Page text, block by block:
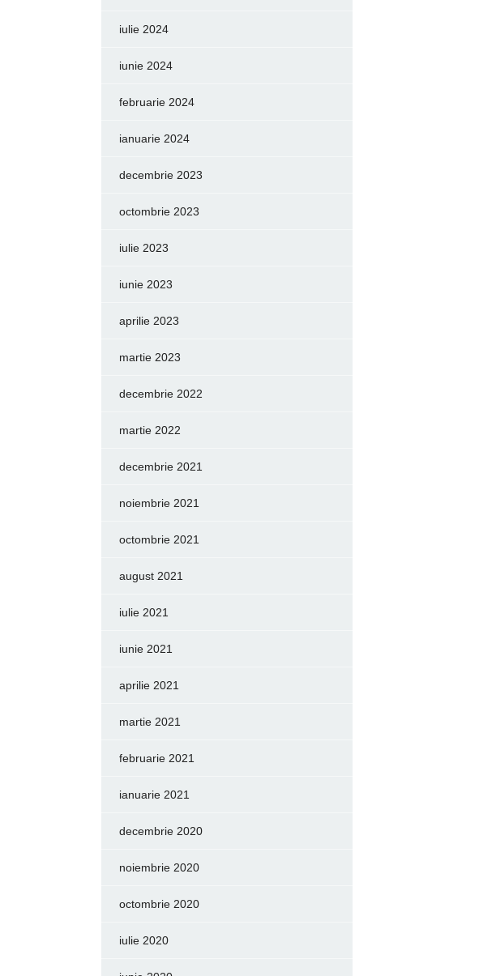
iulie 2024
iunie 2024
februarie 2024
ianuarie 2024
decembrie 2023
octombrie 2023
iulie 2023
iunie 2023
aprilie 2023
martie 2023
decembrie 2022
martie 2022
decembrie 2021
noiembrie 2021
octombrie 2021
august 2021
iulie 2021
iunie 2021
aprilie 2021
martie 2021
februarie 2021
ianuarie 2021
decembrie 2020
noiembrie 2020
octombrie 2020
iulie 2020